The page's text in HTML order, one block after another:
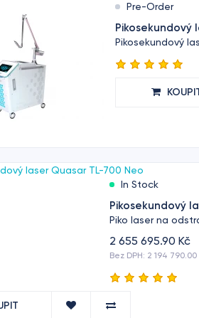
Pre-Order
Pikosekundový
Pikosekundový
In Stock
Pikosekundový
Piko laser na
2 655 695.90 Kč
Bez DPH: 2 194 790.00